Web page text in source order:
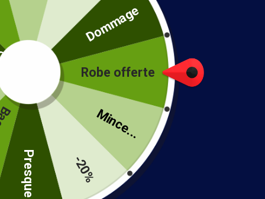
Blouse Bohème Chic
Dentelle
–14.85
Couleur
Taille
Robe offerte
Mince...
-20%
Presque
Dommage